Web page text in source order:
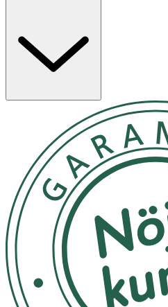
innehåller SPF 50 som
strålning. Berikad med
Hibiscus Sabdariffa Flower
Centella Complex som lugnar
Användning
- Applicera ett rikligt
och toner som sista steg i din
- Återapplicera under dagen,
handukstorkning, bad eller när
- Tips! Blanda med din BB
använd som makeup-bas.
- Det bästa skyddet är att